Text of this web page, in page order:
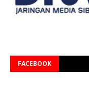
FACEBOOK